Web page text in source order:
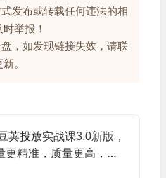
发布或转载任何违法的相
举报！
，如发现链接失效，请联
。
荚投放实战课3.0新版，
更精准，质量更高，告
量